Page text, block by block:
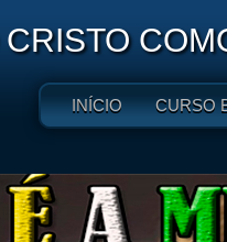
INÍCIO CURSO